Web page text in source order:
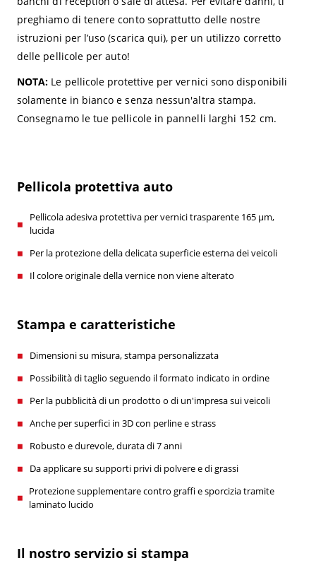
preghiamo di tenere conto soprattutto delle nostre
istruzioni per l’uso (scarica qui), per un utilizzo corretto
delle pellicole per auto!
NOTA: Le pellicole protettive per vernici sono disponibili
solamente in bianco e senza nessun'altra stampa.
Consegnamo le tue pellicole in pannelli larghi 152 cm.
Pellicola protettiva auto
Pellicola adesiva protettiva per vernici trasparente 165 µm,
lucida
Per la protezione della delicata superficie esterna dei veicoli
Il colore originale della vernice non viene alterato
Stampa e caratteristiche
Dimensioni su misura, stampa personalizzata
Possibilità di taglio seguendo il formato indicato in ordine
Per la pubblicità di un prodotto o di un'impresa sui veicoli
Anche per superfici in 3D con perline e strass
Robusto e durevole, durata di 7 anni
Da applicare su supporti privi di polvere e di grassi
Protezione supplementare contro graffi e sporcizia tramite
laminato lucido
Il nostro servizio si stampa